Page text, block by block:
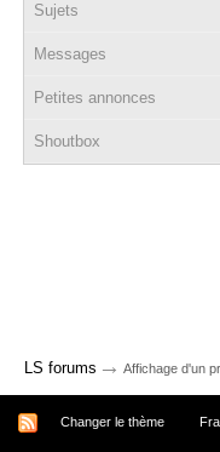
Sujets
Messages
Petites annonces
Shoutbox
LS forums → Affichage d'un
Changer le thème